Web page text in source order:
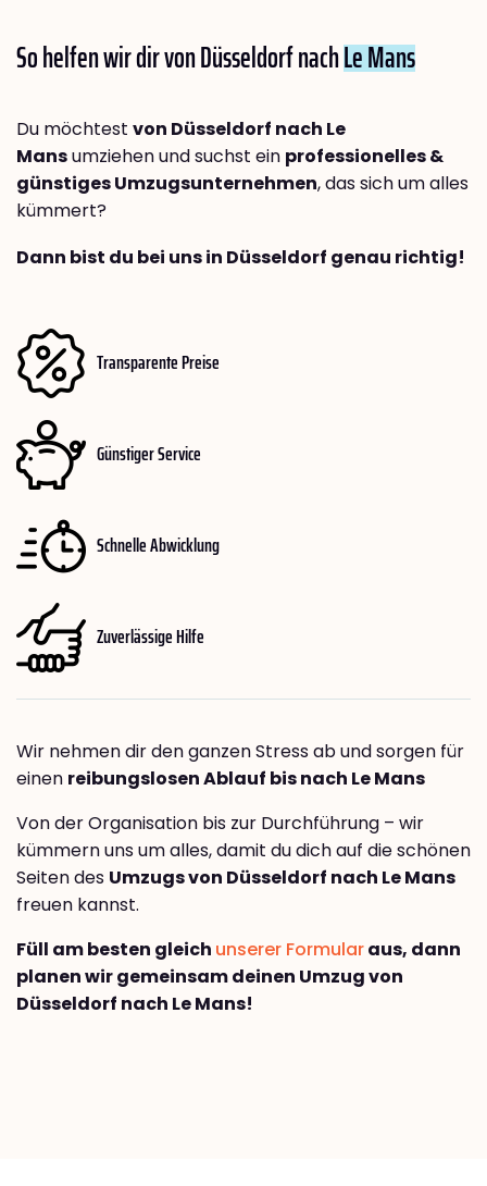
So helfen wir dir von Düsseldorf nachLe Mans
Du möchtest von Düsseldorf nach Le
Mansumziehen und suchst ein professionelles &
günstiges Umzugsunternehmen, das sich um alles
kümmert?
Dann bist du bei uns in Düsseldorf genau richtig!
Transparente Preise
Günstiger Service
Schnelle Abwicklung
Zuverlässige Hilfe
Wir nehmen dir den ganzen Stress ab und sorgen für
einen reibungslosen Ablauf bis nach Le Mans
Von der Organisation bis zur Durchführung – wir
kümmern uns um alles, damit du dich auf die schönen
Seiten des Umzugs von Düsseldorf nach Le Mans
freuen kannst.
Füll am besten gleich unserer Formularaus, dann
planen wir gemeinsam deinen Umzug von
Düsseldorf nach Le Mans!